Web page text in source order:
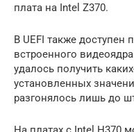
плата на Intel Z370.
В UEFI также доступен
встроенного
удалось получить
установленных
разгонялось лишь до